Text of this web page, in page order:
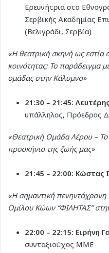
Ερευνήτρια στο
Σερβικής Ακαδημίας
(Βελιγράδι, Σερβία)
«Η θεατρική σκηνή ως
κοινότητας: Το παράδειγμα
ομάδας στην Κάλυμνο»
21:30 – 21:45:
υπάλληλος, Πρόεδρος
«Θεατρική Ομάδα Λέρου –
προσκήνιο της ζωής μας»
21:45 – 22:00: Κώστας
«Η σημαντική
Ομίλου Κώων “ΦΙΛΗΤΑΣ”
22:00 – 22:15: Ειρήνη
συνταξιούχος ΜΜΕ